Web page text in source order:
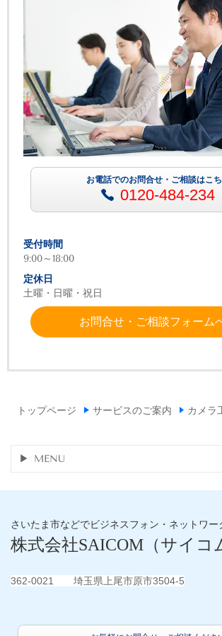
お電話でのお問合せ・ご相談はこ
0120-484-234
受付時間
9:00～18:00
定休日
土曜・日曜・祝日
お問合せ・ご相談フォーム
トップページ サービスのご案内 カメラ
MENU
さいたま市などでビジネスフォン・ネットワー
株式会社SAICOM （サイコ
362-0021 埼玉県上尾市原市3504-5